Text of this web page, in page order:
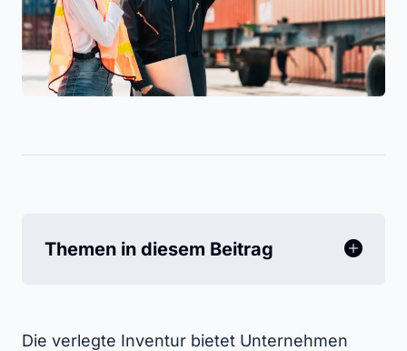
Themen in diesem Beitrag
Die verlegte Inventur bietet Unternehmen